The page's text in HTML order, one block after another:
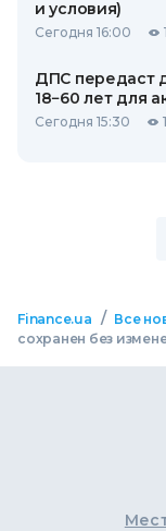
и условия)
Сегодня 16:00
ДПС передаст
18−60 лет для
Сегодня 15:30
Finance.ua / Все
сохранен без